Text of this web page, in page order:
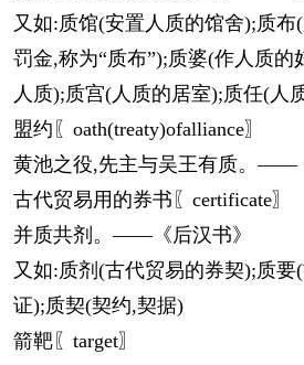
又如:质馆(安置人质的馆舍);质
罚金,称为“质布”);质婆(作人质的
人质);质宫(人质的居室);质任(人
盟约〖oath(treaty)ofalliance〗
黄池之役,先主与吴王有质。——
古代贸易用的券书〖certificate〗
并质共剂。——《后汉书》
又如:质剂(古代贸易的券契);质
证);质契(契约,契据)
箭靶〖target〗